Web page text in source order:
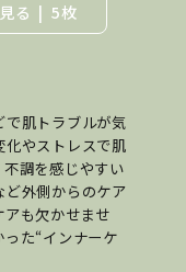
る 5枚
肌トラブルが気
化やストレスで肌
調を感じやすい
外側からのケア
も欠かせませ
た“インナーケ